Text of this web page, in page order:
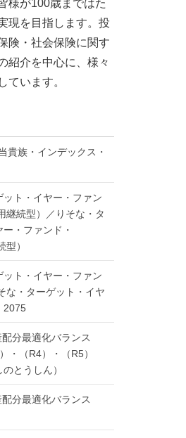
様が100歳まではた
現を目指します。投
険・社会保険に関す
紹介を中心に、様々
ています。
貴族・インデックス・
ット・イヤー・ファン
継続型）／りそな・タ
・ファンド・
）
ット・イヤー・ファン
な・ターゲット・イヤ
2075
分最適化バランス
・（R4）・（R5）
とうしん）
分最適化バランス